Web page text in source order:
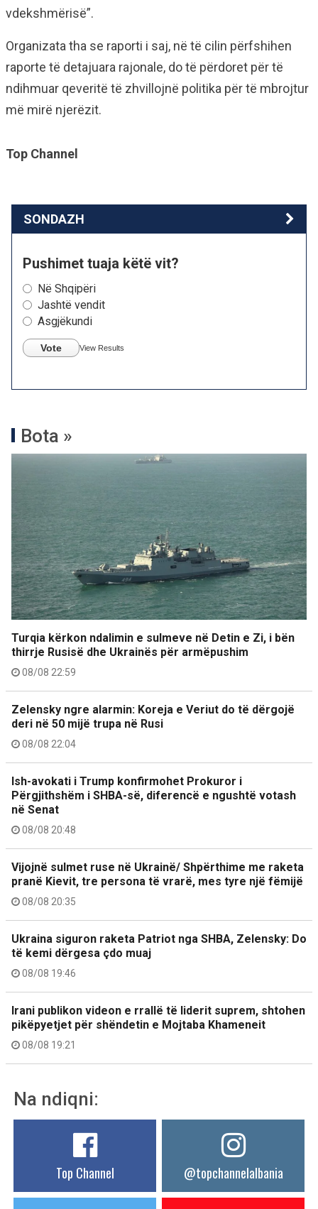
vdekshmërisë”.
Organizata tha se raporti i saj, në të cilin përfshihen
raporte të detajuara rajonale, do të përdoret për të
ndihmuar qeveritë të zhvillojnë politika për të mbrojtur
më mirë njerëzit.
Top Channel
SONDAZH
Pushimet tuaja këtë vit?
Në Shqipëri
Jashtë vendit
Asgjëkundi
Vote View Results
Bota »
Turqia kërkon ndalimin e sulmeve në Detin e Zi, i bën
thirrje Rusisë dhe Ukrainës për armëpushim
08/08 22:59
Zelensky ngre alarmin: Koreja e Veriut do të dërgojë
deri në 50 mijë trupa në Rusi
08/08 22:04
Ish-avokati i Trump konfirmohet Prokuror i
Përgjithshëm i SHBA-së, diferencë e ngushtë votash
në Senat
08/08 20:48
Vijojnë sulmet ruse në Ukrainë/ Shpërthime me raketa
pranë Kievit, tre persona të vrarë, mes tyre një fëmijë
08/08 20:35
Ukraina siguron raketa Patriot nga SHBA, Zelensky: Do
të kemi dërgesa çdo muaj
08/08 19:46
Irani publikon videon e rrallë të liderit suprem, shtohen
pikëpyetjet për shëndetin e Mojtaba Khameneit
08/08 19:21
Na ndiqni:
Top Channel @topchannelalbania